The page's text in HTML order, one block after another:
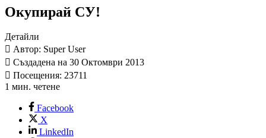
Окупирай СУ!
Детайли
Автор: Super User
Създадена на 30 Октомври 2013
Посещения: 23711
1 мин. четене
Facebook
X
LinkedIn